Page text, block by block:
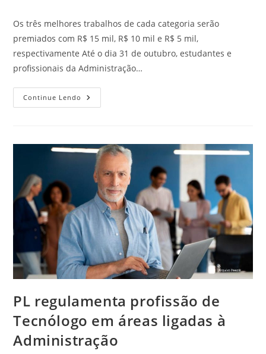
Os três melhores trabalhos de cada categoria serão
premiados com R$ 15 mil, R$ 10 mil e R$ 5 mil,
respectivamente Até o dia 31 de outubro, estudantes e
profissionais da Administração…
Continue Lendo Inscrições
Para
Siqueira
São
Prorrogadas
Até
Outubro
PL regulamenta profissão de
Tecnólogo em áreas ligadas à
Administração